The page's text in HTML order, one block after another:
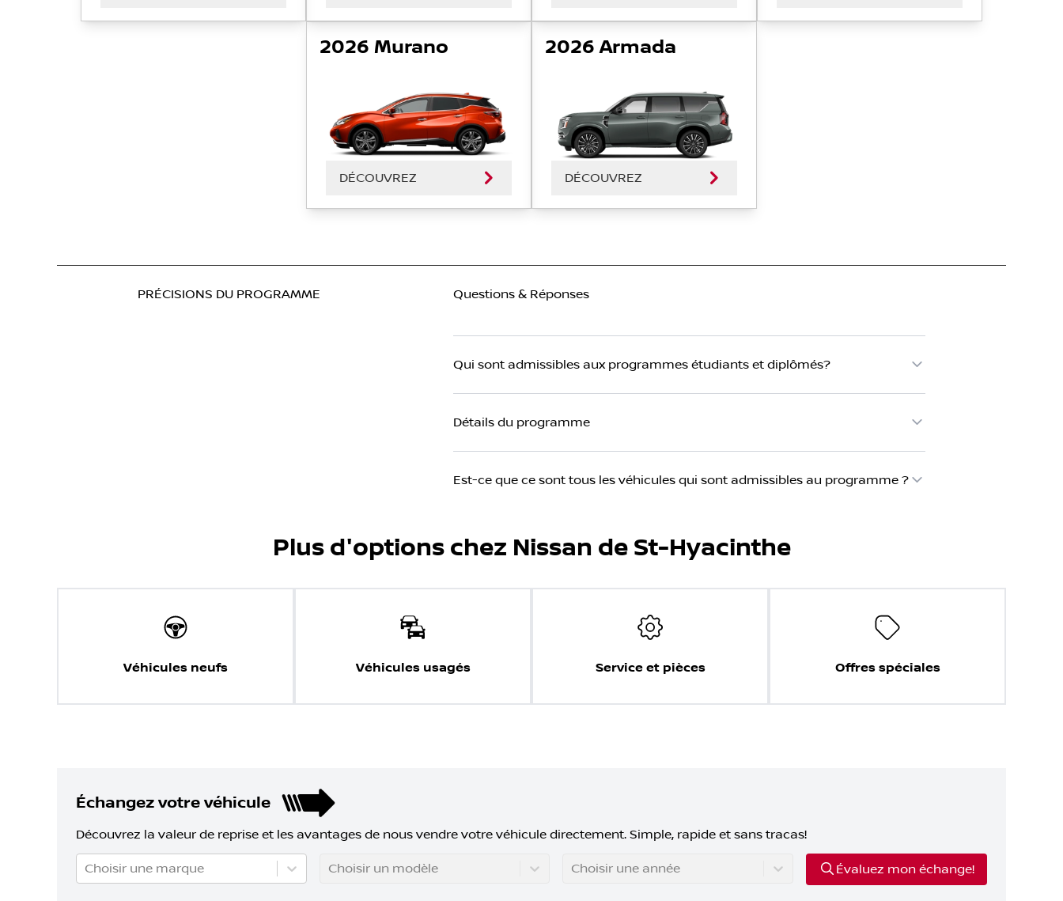
2026 Murano
DÉCOUVREZ
2026 Armada
DÉCOUVREZ
PRÉCISIONS DU PROGRAMME Questions & Réponses
Qui sont admissibles aux programmes étudiants et diplômés?
Détails du programme
Est-ce que ce sont tous les véhicules qui sont admissibles au programme ?
Plus d'options chez Nissan de St-Hyacinthe
Véhicules neufs Véhicules usagés Service et pièces Offres spéciales
Échangez votre véhicule
Découvrez la valeur de reprise et les avantages de nous vendre votre véhicule directement. Simple, rapide et sans tracas!
Choisir une marque Choisir un modèle Choisir une année Évaluez mon échange!